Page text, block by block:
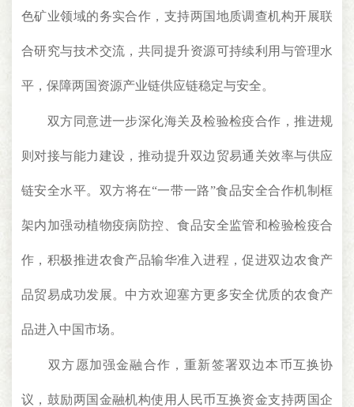
色矿业领域的务实合作，支持两国地质调查机构开展联
合研究与技术交流，共同提升资源可持续利用与管理水
平，保障两国资源产业链供应链稳定与安全。
双方同意进一步深化海关及检验检疫合作，推进规
则对接与能力建设，推动提升双边贸易通关效率与供应
链安全水平。双方将在“一带一路”食品安全合作机制框
架内加强动植物疫病防控、食品安全监管和检验检疫合
作，积极推进农食产品输华准入进程，促进双边农食产
品贸易成功发展。中方欢迎塞方更多安全优质的农食产
品进入中国市场。
双方愿加强金融合作，重新签署双边本币互换协
议，鼓励两国金融机构使用人民币互换资金支持两国企